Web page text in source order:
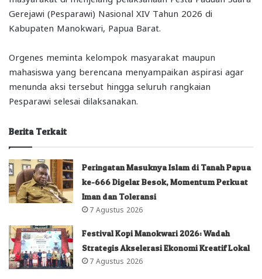
Gerejawi (Pesparawi) Nasional XIV Tahun 2026 di
Kabupaten Manokwari, Papua Barat.
Orgenes meminta kelompok masyarakat maupun
mahasiswa yang berencana menyampaikan aspirasi agar
menunda aksi tersebut hingga seluruh rangkaian
Pesparawi selesai dilaksanakan.
Berita Terkait
Peringatan Masuknya Islam di Tanah Papua
ke-666 Digelar Besok, Momentum Perkuat
Iman dan Toleransi
7 Agustus 2026
Festival Kopi Manokwari 2026: Wadah
Strategis Akselerasi Ekonomi Kreatif Lokal
7 Agustus 2026